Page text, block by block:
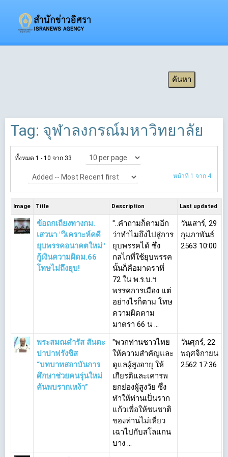
Tag: จุฬาลงกรณ์มหาวิทยาลัย
ทั้งหมด 1 - 10 จาก 33 10 per page
Added -- Most Recent first หน้าที่ 1 จาก 4
Image Title Description Last updated
ข้อถกเถียงทางกม.
เสวนา "วิเคราะห์คดี
ยุบพรรคอนาคตใหม่"
กู้เงินความผิดม.66
โทษไม่ถึงยุบ!
"..คำถามก็ตามอีก
ว่าทำไมถึงไปสู่การ
ยุบพรรคได้ ซึ่ง
กลไกที่ใช้ยุบพรรค
นั้นก็คือมาตราที่
72 ใน พ.ร.บ.ฯ
พรรคการเมือง แต่
อย่างไรก็ตาม โทษ
ความผิดตาม
มาตรา 66 น ...
วันเสาร์, 29
กุมภาพันธ์
2563 10:00
พระสมณดำรัส สันตะ
ปาปาฟรังซิส
“บทบาทสถาบันการ
ศึกษาช่วยคนรุ่นใหม่
ค้นพบรากเหง้า”
"พวกท่านชาวไทย
ให้ความสำคัญและ
ดูแลผู้สูงอายุ ให้
เกียรติและเคารพ
ยกย่องผู้สูงวัย ซึ่ง
ทำให้ท่านเป็นราก
แก้วเพื่อให้ชนชาติ
ของท่านไม่เหี่ยว
เฉาไปกับสโลแกน
บาง ...
วันศุกร์, 22
พฤศจิกายน
2562 17:36